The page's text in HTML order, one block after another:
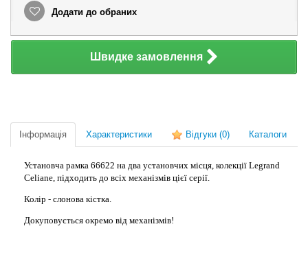
Додати до обраних
Швидке замовлення
Інформація Характеристики Відгуки (0) Каталоги
Установча рамка 66622 на два установчих місця, колекції Legrand
Celiane, підходить до всіх механізмів цієї серії.
Колір - слонова кістка.
Докуповується окремо від механізмів!